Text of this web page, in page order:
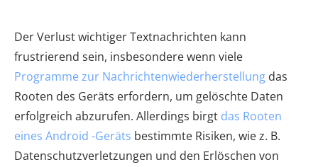
Der Verlust wichtiger Textnachrichten kann
frustrierend sein, insbesondere wenn viele
Programme zur Nachrichtenwiederherstellung das
Rooten des Geräts erfordern, um gelöschte Daten
erfolgreich abzurufen. Allerdings birgt das Rooten
eines Android -Geräts bestimmte Risiken, wie z. B.
Datenschutzverletzungen und den Erlöschen von